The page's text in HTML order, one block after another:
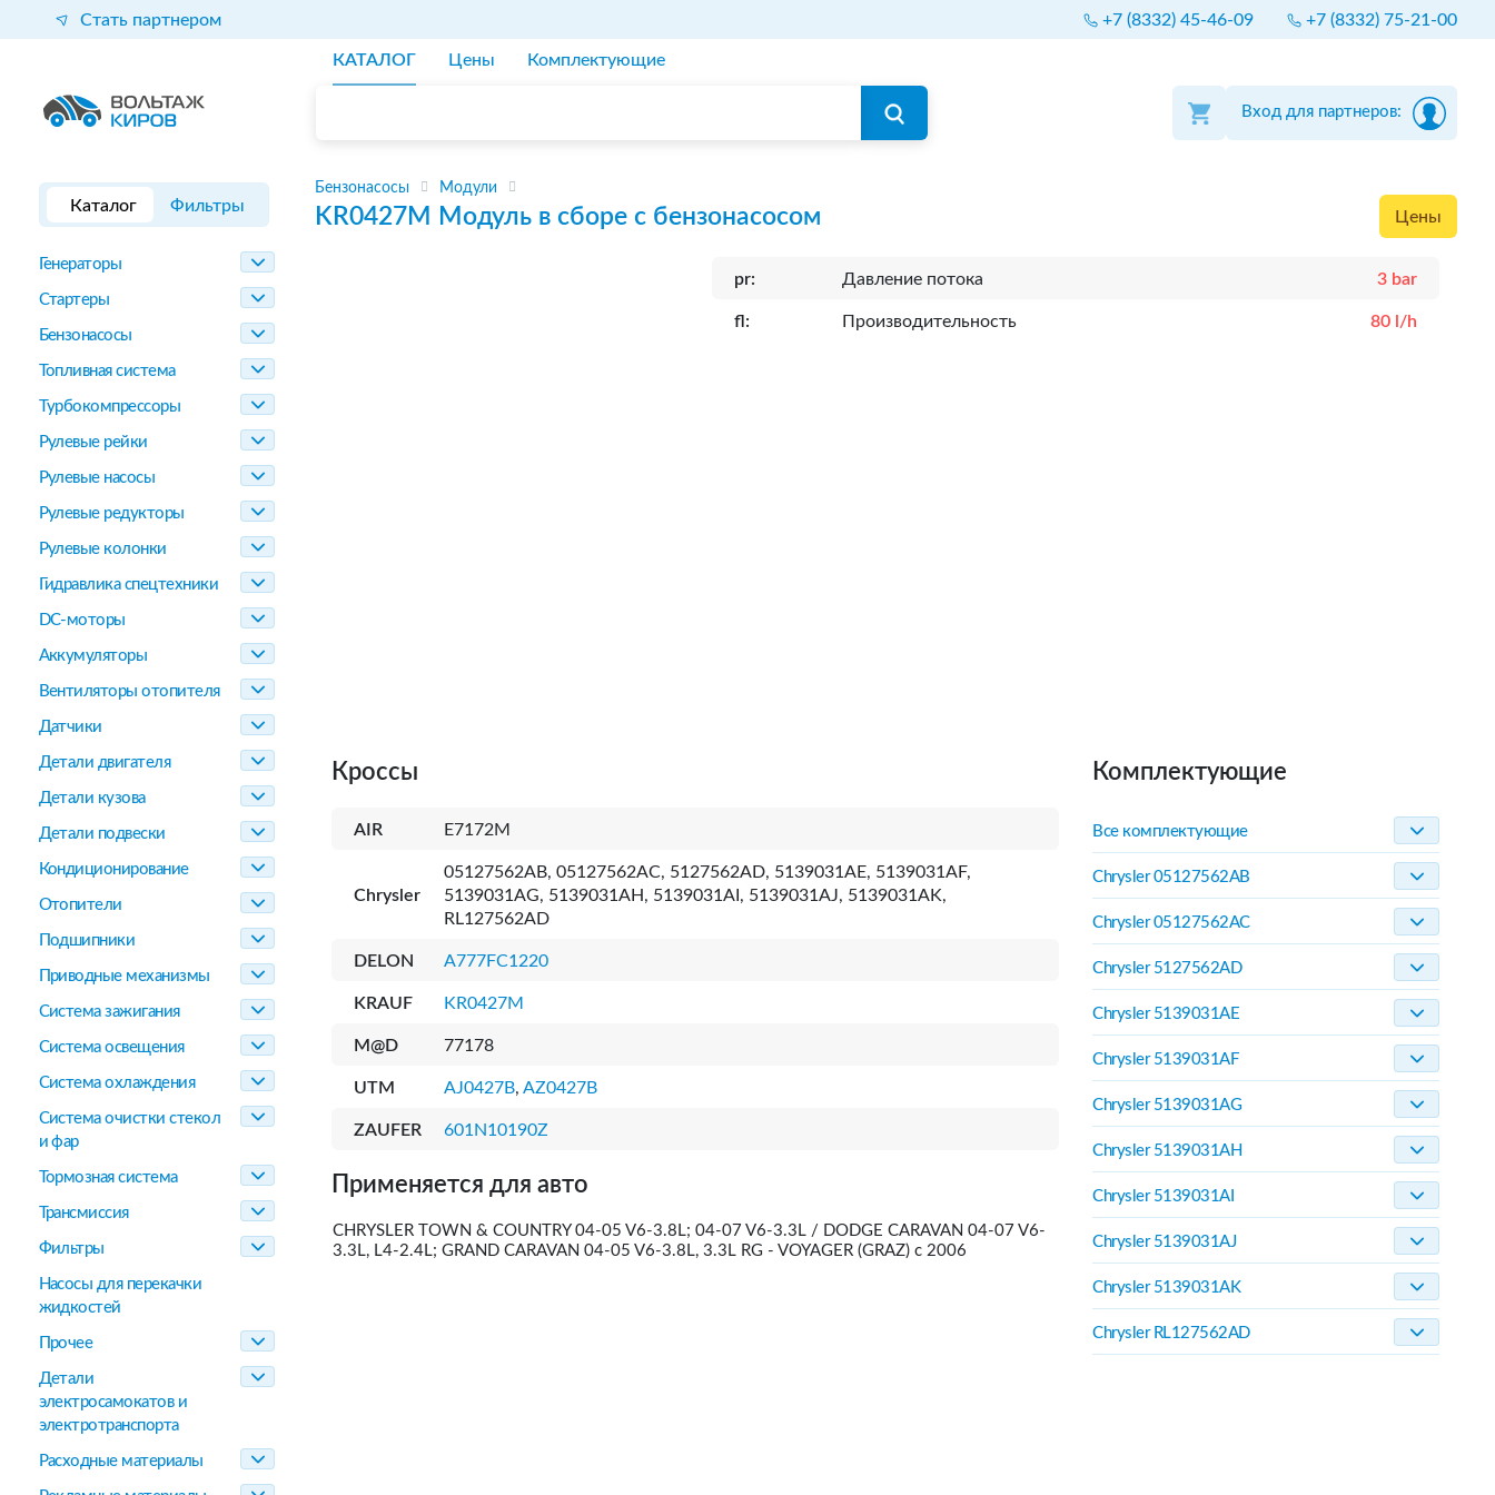
Стать партнером +7 (8332) 45-46-09 +7 (8332) 75-21-00
КАТАЛОГ Цены Комплектующие
Вход для партнеров:
Каталог Фильтры
Генераторы
Стартеры
Бензонасосы
Топливная система
Турбокомпрессоры
Рулевые рейки
Рулевые насосы
Рулевые редукторы
Рулевые колонки
Гидравлика спецтехники
DC-моторы
Аккумуляторы
Вентиляторы отопителя
Датчики
Детали двигателя
Детали кузова
Детали подвески
Кондиционирование
Отопители
Подшипники
Приводные механизмы
Система зажигания
Система освещения
Система охлаждения
Система очистки стекол
и фар
Тормозная система
Трансмиссия
Фильтры
Насосы для перекачки
жидкостей
Прочее
Детали
электросамокатов и
электротранспорта
Расходные материалы
Бензонасосы Модули
KR0427M Модуль в сборе с бензонасосом Цены
pr: Давление потока 3 bar
fl: Производительность 80 l/h
Кроссы
AIR E7172M
Chrysler
05127562AB, 05127562AC, 5127562AD, 5139031AE, 5139031AF,
5139031AG, 5139031AH, 5139031AI, 5139031AJ, 5139031AK,
RL127562AD
DELON A777FC1220
KRAUF KR0427M
M@D 77178
UTM AJ0427B, AZ0427B
ZAUFER 601N10190Z
Применяется для авто
CHRYSLER TOWN & COUNTRY 04-05 V6-3.8L; 04-07 V6-3.3L / DODGE CARAVAN 04-07 V6-
3.3L, L4-2.4L; GRAND CARAVAN 04-05 V6-3.8L, 3.3L RG - VOYAGER (GRAZ) с 2006
Комплектующие
Все комплектующие
Chrysler 05127562AB
Chrysler 05127562AC
Chrysler 5127562AD
Chrysler 5139031AE
Chrysler 5139031AF
Chrysler 5139031AG
Chrysler 5139031AH
Chrysler 5139031AI
Chrysler 5139031AJ
Chrysler 5139031AK
Chrysler RL127562AD